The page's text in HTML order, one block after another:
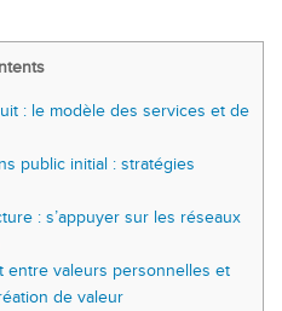
: le modèle des services et de
public initial : stratégies
: s’appuyer sur les réseaux
entre valeurs personnelles et
de valeur